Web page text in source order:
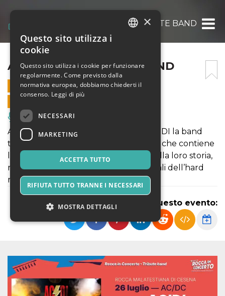
ACIDI AC/DC TRIBUTE BAND
ACIDI AC/DC TRIBUTE BAND
26 LUGLIO 2024 - 21:30
VENDITE ONLINE TERMINATE
Musica, Eventi Live, Club
Alla Rocca un grande ritorno degli ACIDI la band
tributo degli AC/DC con un repertorio che contiene
le canzoni più famose ed evocative della loro storia,
riconosciute ormai come icone mondiali dell’hard
rock.
Condividi questo evento:
×
Questo sito utilizza i
cookie
Questo sito utilizza i cookie per funzionare
regolarmente. Come previsto dalla
normativa europea, dobbiamo chiederti il
consenso. Leggi di più
NECESSARI
MARKETING
ACCETTA TUTTO
RIFIUTA TUTTO TRANNE I NECESSARI
MOSTRA DETTAGLI
I cookie strettamente necessari o tecnici sono
indispensabili al funzionamento del sito. I
servizi qui presenti non potranno funzionare
senza.